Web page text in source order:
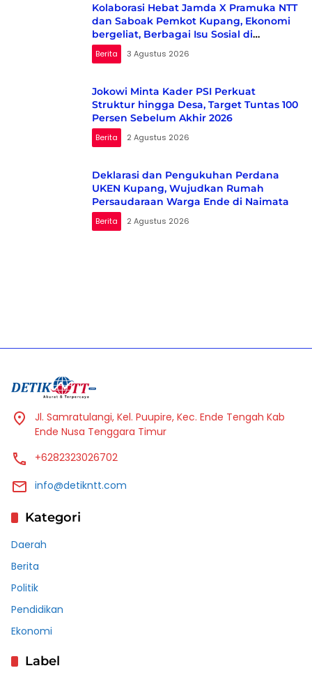
Kolaborasi Hebat Jamda X Pramuka NTT
dan Saboak Pemkot Kupang, Ekonomi
bergeliat, Berbagai Isu Sosial di
Kampanyekan
Berita 3 Agustus 2026
Jokowi Minta Kader PSI Perkuat
Struktur hingga Desa, Target Tuntas 100
Persen Sebelum Akhir 2026
Berita 2 Agustus 2026
Deklarasi dan Pengukuhan Perdana
UKEN Kupang, Wujudkan Rumah
Persaudaraan Warga Ende di Naimata
Berita 2 Agustus 2026
Jl. Samratulangi, Kel. Puupire, Kec. Ende Tengah Kab
Ende Nusa Tenggara Timur
+6282323026702
info@detikntt.com
Kategori
Daerah
Berita
Politik
Pendidikan
Ekonomi
Label